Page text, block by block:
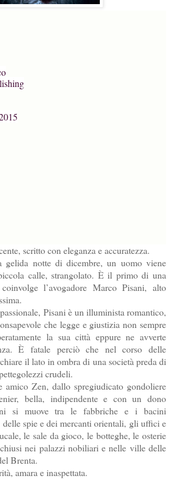
scritto con eleganza e accuratezza.
gelida notte di dicembre, un uomo viene
calle, strangolato. È il primo di una
l’avogadore Marco Pisani, alto
Pisani è un illuminista romantico,
che legge e giustizia non sempre
la sua città eppure ne avverte
È fatale perciò che nel corso delle
il lato in ombra di una società preda di
crudeli.
amico Zen, dallo spregiudicato gondoliere
bella, indipendente e con un dono
si muove tra le fabbriche e i bacini
delle spie e dei mercanti orientali, gli uffici e
le sale da gioco, le botteghe, le osterie
nei palazzi nobiliari e nelle ville delle
Brenta.
amara e inaspettata.